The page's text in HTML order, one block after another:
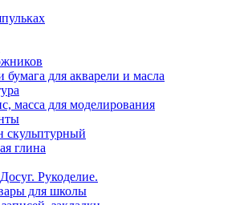
для акварели и масла
масса для моделирования
скульптурный
глина
Рукоделие.
для школы